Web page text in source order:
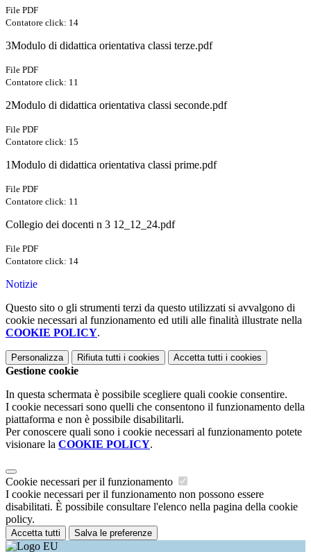
File PDF
Contatore click: 14
3Modulo di didattica orientativa classi terze.pdf
File PDF
Contatore click: 11
2Modulo di didattica orientativa classi seconde.pdf
File PDF
Contatore click: 15
1Modulo di didattica orientativa classi prime.pdf
File PDF
Contatore click: 11
Collegio dei docenti n 3 12_12_24.pdf
File PDF
Contatore click: 14
Notizie
Questo sito o gli strumenti terzi da questo utilizzati si avvalgono di
cookie necessari al funzionamento ed utili alle finalità illustrate nella
COOKIE POLICY.
Personalizza Rifiuta tutti i cookies Accetta tutti i cookies
Gestione cookie
In questa schermata è possibile scegliere quali cookie consentire.
I cookie necessari sono quelli che consentono il funzionamento della
piattaforma e non è possibile disabilitarli.
Per conoscere quali sono i cookie necessari al funzionamento potete
visionare la COOKIE POLICY.
Cookie necessari per il funzionamento
I cookie necessari per il funzionamento non possono essere
disabilitati. È possibile consultare l'elenco nella pagina della cookie
policy.
Accetta tutti Salva le preferenze